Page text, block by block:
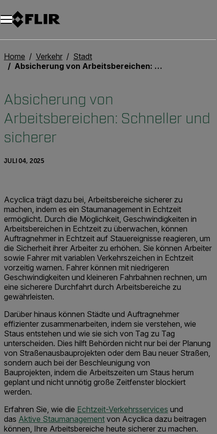
Unread messages
Modell
Entfernen
Elemente
Element
In den Warenkorb
Im Warenkorb
Home Verkehr
Stadt
Absicherung von Arbeitsbereichen: Schneller und sicherer
Absicherung von
Arbeitsbereichen: Schneller und
sicherer
JULI 04, 2025
Acyclica trägt dazu bei, Arbeitsbereiche sicherer zu
machen, indem es ein Staumanagement in Echtzeit
ermöglicht. Durch die Möglichkeit, Geschwindigkeiten in
Arbeitsbereichen in Echtzeit zu überwachen, können
Auftragnehmer in Echtzeit auf Stauereignisse reagieren, um
die Sicherheit ihrer Arbeiter zu erhöhen. Sie können Arbeiter
sowie Fahrer mit variablen Verkehrszeichen in Echtzeit
vorzeitig warnen. Fahrer können mit niedrigeren
Geschwindigkeiten und kleineren Fahrbahnen rechnen, um
eine sicherere Durchfahrt durch Arbeitsbereiche zu
gewährleisten.
Darüber hinaus können Städte und Auftragnehmer
effizienter zusammenarbeiten, indem sie verstehen, wie
Staus entstehen und wie sie sich von Tag zu Tag
unterscheiden. Dies hilft Behörden nicht nur bei der Planung
von Straßenausbauprojekten oder dem Bau neuer Straßen,
sondern auch bei der Beschleunigung von
Bauprojekten, indem die Arbeitszeiten um Staus herum
geplant und nicht unnötig große Zeitfenster blockiert
werden.
Erfahren Sie, wie die Echtzeit-Verkehrsservices und
das Aktive Staumanagement von Acyclica dazu beitragen
können, Ihre Arbeitsbereiche heute sicherer zu machen.